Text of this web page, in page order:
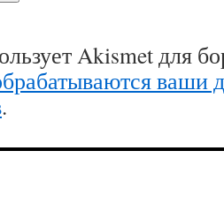
Akismet для
ваши
.